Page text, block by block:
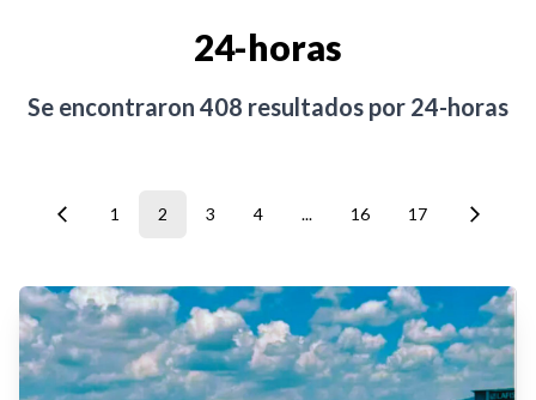
24-horas
Se encontraron 408 resultados por 24-horas
1 2 3 4 ... 16 17